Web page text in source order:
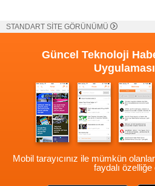
STANDART SİTE GÖRÜNÜMÜ
Güncel Teknoloji
Mobil tarayıcınız ile mümkün
faydalı özelliğe